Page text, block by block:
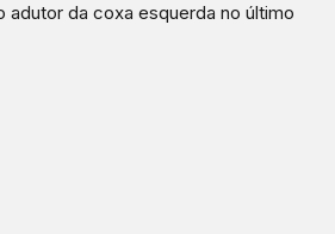
da coxa esquerda no último